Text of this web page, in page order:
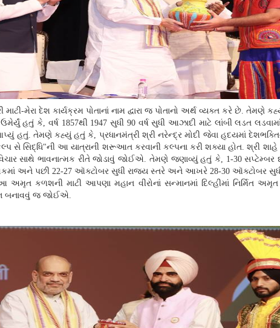
મેરા દેશ કાર્યક્રમ પોતાનાં નામ દ્વારા જ પોતાનો અર્થ વ્યક્ત કરે છે. તેમણે
હતું કે, વર્ષ 1857થી 1947 સુધી 90 વર્ષ સુધી આઝાદી માટે લાંબી લડત
હતું. તેમણે કહ્યું હતું કે, પ્રધાનમંત્રી શ્રી નરેન્દ્ર મોદી જેવા હૃદયમાં
સિદ્ધિ"ની આ યાત્રાની શરૂઆત કરવાની કલ્પના કરી શક્યા હોત. શ્રી
વિચાર સાથે ભાવનાત્મક રીતે જોડાવું જોઈએ. તેમણે જણાવ્યું હતું કે, 1-30 સપ્ટેમ્બર
અને પછી 22-27 ઑક્ટોબર સુધી રાજ્ય સ્તરે અને આખરે 28-30 ઑક્ટોબર સુધી
અમૃત કળશની માટી આપણા મહાન વીરોનાં સન્માનમાં દિલ્હીમાં નિર્મિત
બનાવવું જ જોઈએ.